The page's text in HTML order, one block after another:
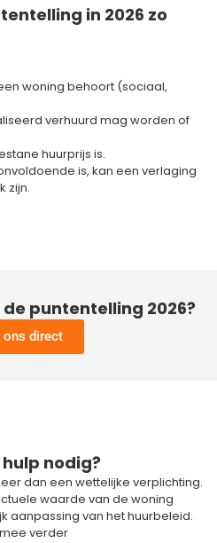
in 2026 zo
woning behoort (sociaal,
verhuurd mag worden of
huurprijs is.
is, kan een verlaging
zijn.
puntentelling 2026?
ons direct
nodig?
dan een wettelijke verplichting.
waarde van de woning
aanpassing van het huurbeleid.
verder